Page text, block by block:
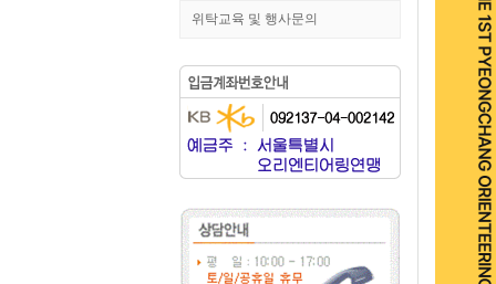
위탁교육 및 행사문의